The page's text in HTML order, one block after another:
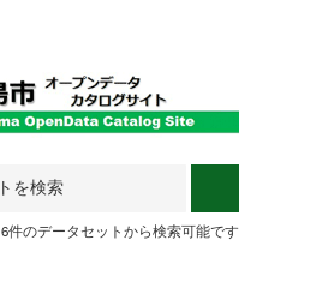
6件のデータセットから検索可能です